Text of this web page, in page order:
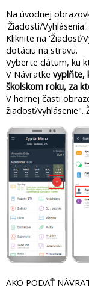
Na úvodnej
'Žiadosti/Vyhlásenia'.
Kliknite na 'Žiadosť/
dotáciu na stravu.
Vyberte dátum, ku
V Návratke vyplňte,
školskom roku, za
V hornej časti
žiadosť/vyhlásenie".
AKO PODAŤ